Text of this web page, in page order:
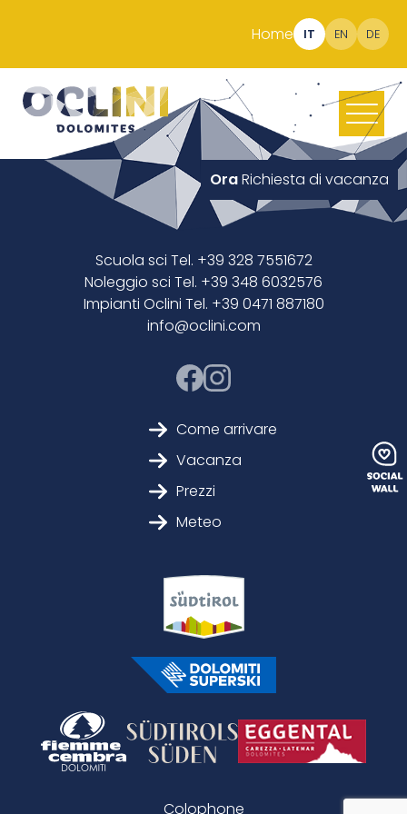
Home IT EN DE
OraRichiesta di vacanza
Scuola sci Tel. +39 328 7551672
Noleggio sci Tel. +39 348 6032576
Impianti Oclini Tel. +39 0471 887180
info@oclini.com
Come arrivare
Vacanza
Prezzi
Meteo
Colophone